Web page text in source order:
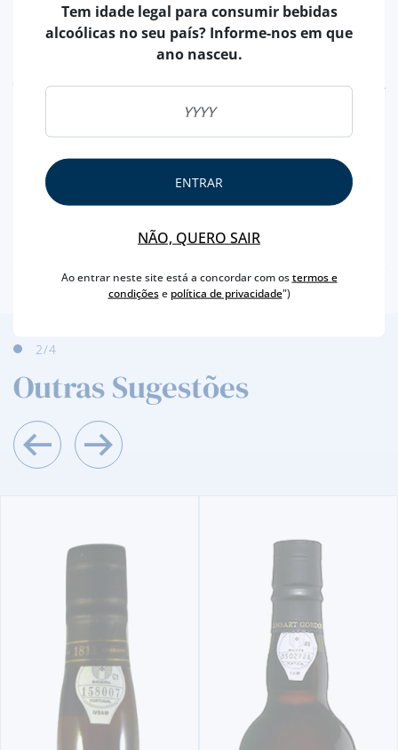
CARACTERÍSTICAS
REGIÃO MADEIRA
MARCA HENRIQUES & HENRIQUES
CAPACIDADE
19 %
2/4
Outras Sugestões
Tem idade legal para consumir bebidas
alcoólicas no seu país? Informe-nos em que
ano nasceu.
ENTRAR
NÃO, QUERO SAIR
Ao entrar neste site está a concordar com ostermos e
condiçõese política de privacidade")